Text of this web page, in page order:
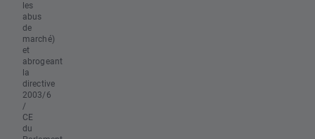
les
abus
de
marché)
et
abrogeant
la
directive
2003/6
/
CE
du